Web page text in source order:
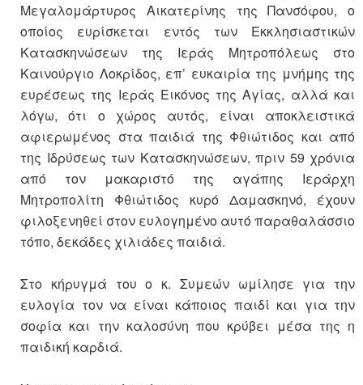
Μεγαλομάρτυρος Αικατερίνης της Πανσόφου, ο
οποίος ευρίσκεται εντός των Εκκλησιαστικών
Κατασκηνώσεων της Ιεράς Μητροπόλεως στο
Καινούργιο Λοκρίδος, επ’ ευκαιρία της μνήμης της
ευρέσεως της Ιεράς Εικόνος της Αγίας, αλλά και
λόγω, ότι ο χώρος αυτός, είναι αποκλειστικά
αφιερωμένος στα παιδιά της Φθιώτιδος και από
της Ιδρύσεως των Κατασκηνώσεων, πριν 59 χρόνια
από τον μακαριστό της αγάπης Ιεράρχη
Μητροπολίτη Φθιώτιδος κυρό Δαμασκηνό, έχουν
φιλοξενηθεί στον ευλογημένο αυτό παραθαλάσσιο
τόπο, δεκάδες χιλιάδες παιδιά.
Στο κήρυγμά του ο κ. Συμεών ωμίλησε για την
ευλογία τον να είναι κάποιος παιδί και για την
σοφία και την καλοσύνη που κρύβει μέσα της η
παιδική καρδιά.